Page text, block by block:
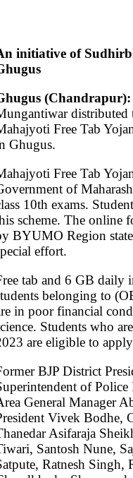
initiative of
(Chandrapur):
distributed
Free Tab
Ghugus.
Free Tab
of
10th exams.
scheme. The online
BYUMO Region
effort.
tab and 6 GB daily
belonging to
in poor financial
Students who
are eligible to
BJP District
of
General Manager
Vivek Bodhe,
Asifaraja
Santosh Nune,
Ratnesh Singh,